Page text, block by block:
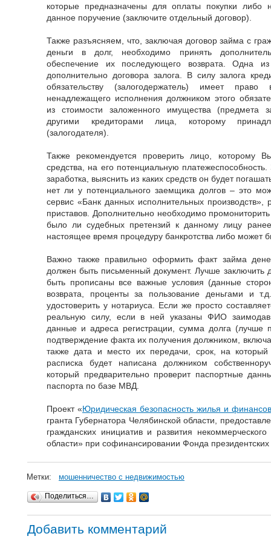
которые предназначены для оплаты покупки
данное поручение (заключите отдельный договор).
Также разъясняем, что, заключая договор займа с
деньги в долг, необходимо принять
обеспечение их последующего возврата. Одна
дополнительно договора залога. В силу залога
обязательству (залогодержатель) имеет
ненадлежащего исполнения должником этого
из стоимости заложенного имущества (предмета
другими кредиторами лица, которому
(залогодателя).
Также рекомендуется проверить лицо, которому
средства, на его потенциальную
заработка, выяснить из каких средств он будет
нет ли у потенциального заемщика долгов – это
сервис «Банк данных исполнительных
приставов. Дополнительно необходимо
было ли судебных претензий к данному лицу
настоящее время процедуру банкротства либо может
Важно также правильно оформить факт займа
должен быть письменный документ. Лучше заключить
быть прописаны все важные условия (данные
возврата, проценты за пользование деньгами и
удостоверить у нотариуса. Если же просто
реальную силу, если в ней указаны ФИО
данные и адреса регистрации, сумма долга (лучше
подтверждение факта их получения должником,
также дата и место их передачи, срок, на
расписка будет написана должником
который предварительно проверит паспортные
паспорта по базе МВД.
Проект «Юридическая безопасность жилья и финансов
гранта Губернатора Челябинской области,
гражданских инициатив и развития
области» при софинансировании Фонда президентских
Метки: мошенничество с недвижимостью
Поделиться…
Добавить комментарий